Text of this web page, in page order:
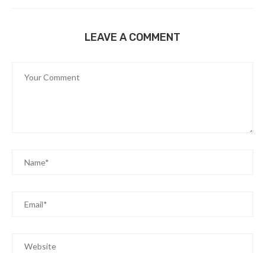
LEAVE A COMMENT